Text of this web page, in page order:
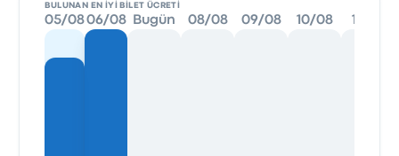
BULUNAN EN IYI BILET ÜCRETI
05/0806/08 Bugün 08/08 09/08 10/08 11/08